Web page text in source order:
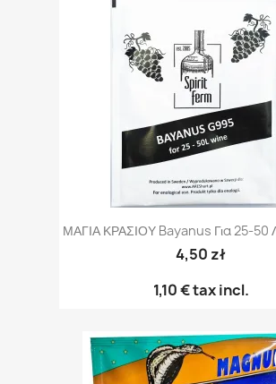
ΜΑΓΙΑ ΚΡΑΣΙΟΥ Bayanus Για 25-50
4,50 zł
1,10 €tax incl.